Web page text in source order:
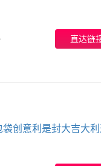
直达
创意利是封大吉大利